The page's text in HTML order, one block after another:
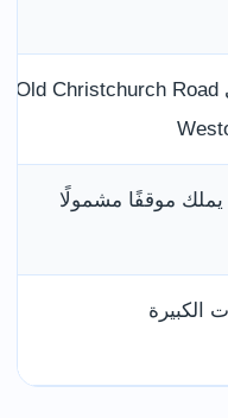
للوصول إلى Old Christchurch Road
يملك موقفًا مشمولًا
الكبيرة